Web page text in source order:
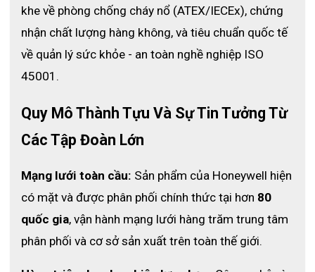
khe về phòng chống cháy nổ (ATEX/IECEx), chứng
nhận chất lượng hàng không, và tiêu chuẩn quốc tế
về quản lý sức khỏe - an toàn nghề nghiệp ISO
45001.
Quy Mô Thành Tựu Và Sự Tin Tưởng Từ
Các Tập Đoàn Lớn
Mạng lưới toàn cầu: Sản phẩm của Honeywell hiện
có mặt và được phân phối chính thức tại hơn 80
quốc gia, vận hành mạng lưới hàng trăm trung tâm
phân phối và cơ sở sản xuất trên toàn thế giới.